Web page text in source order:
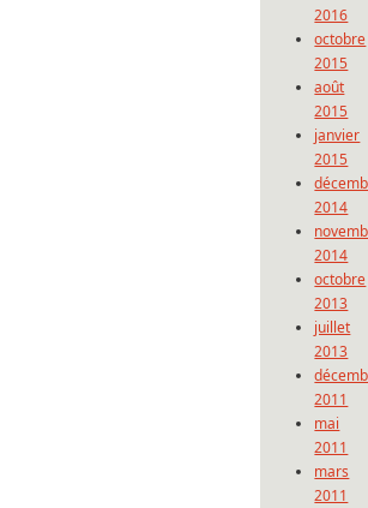
2016
octobre
2015
août
2015
janvier
2015
2014
2014
octobre
2013
juillet
2013
2011
mai
2011
mars
2011